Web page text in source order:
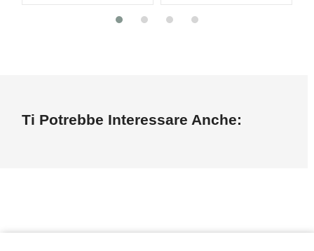
Ti Potrebbe Interessare Anche: